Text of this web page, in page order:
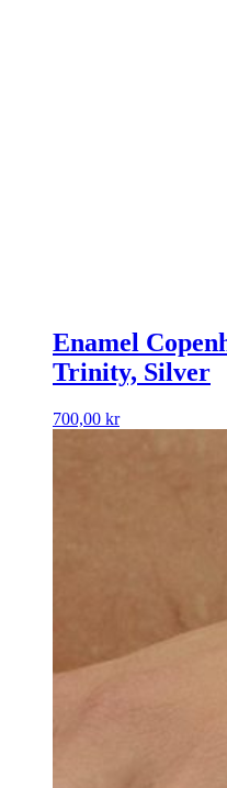
Enamel
Trinity, Silver
700,00 kr